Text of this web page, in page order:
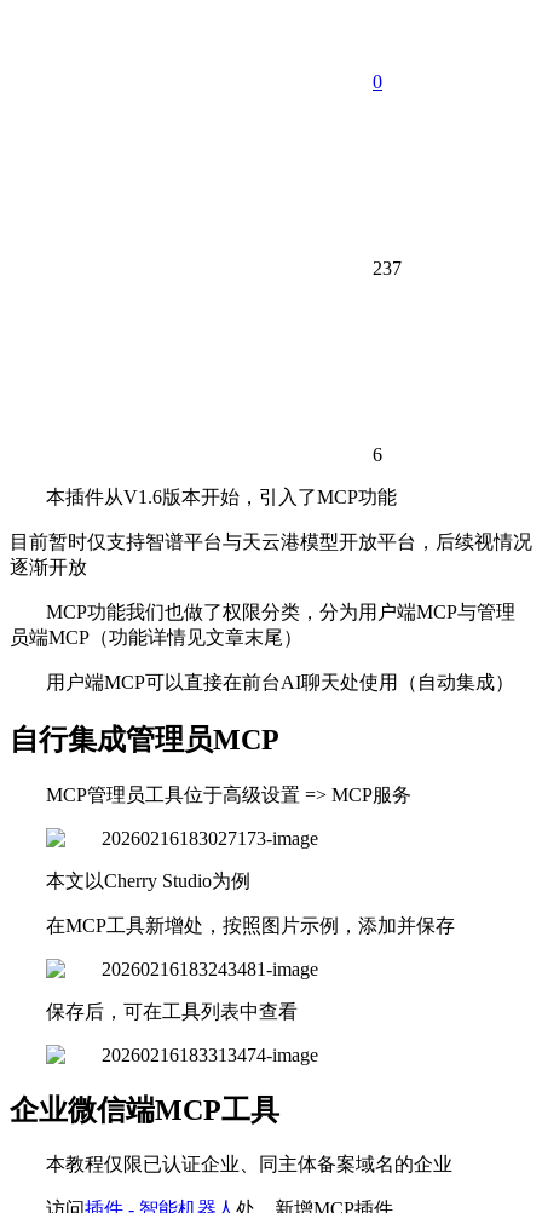
0
237
6
本插件从V1.6版本开始，引入了MCP功能
目前暂时仅支持智谱平台与天云港模型开放平台，后续视情况
逐渐开放
MCP功能我们也做了权限分类，分为用户端MCP与管理
员端MCP（功能详情见文章末尾）
用户端MCP可以直接在前台AI聊天处使用（自动集成）
自行集成管理员MCP
MCP管理员工具位于高级设置 => MCP服务
本文以Cherry Studio为例
在MCP工具新增处，按照图片示例，添加并保存
保存后，可在工具列表中查看
企业微信端MCP工具
本教程仅限已认证企业、同主体备案域名的企业